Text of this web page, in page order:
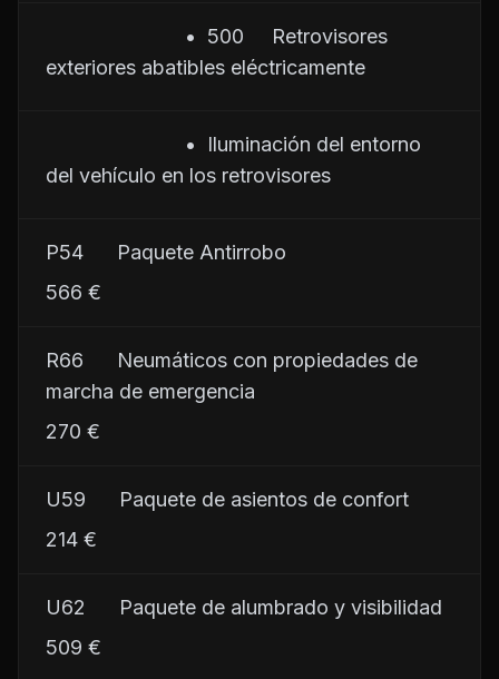
•  500     Retrovisores
exteriores abatibles eléctricamente
•  Iluminación del entorno
del vehículo en los retrovisores
P54      Paquete Antirrobo
566 €
R66      Neumáticos con propiedades de
marcha de emergencia
270 €
U59      Paquete de asientos de confort
214 €
U62      Paquete de alumbrado y visibilidad
509 €